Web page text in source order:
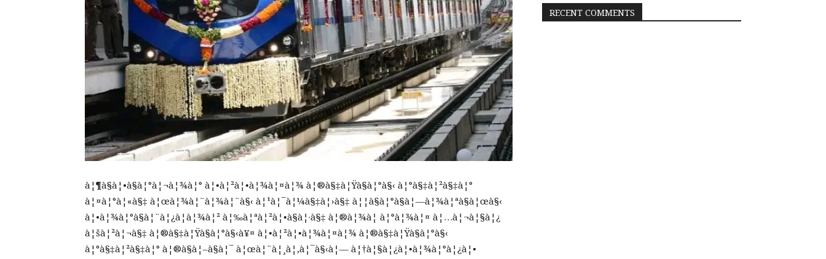
à¦¶à§à¦•à§à¦°à¦¬à¦¾à¦° à¦•à¦²à¦•à¦¾à¦¤à¦¾ à¦®à§‡à¦Ÿà§à¦°à§‹ à¦°à§‡à¦²à§‡à¦°
à¦¤à¦°à¦«à§‡ à¦œà¦¾à¦¨à¦¾à¦¨à§‹ à¦¹à¦¯à¦¼à§‡à¦›à§‡ à¦¦à§à¦°à§à¦—à¦¾à¦ªà§à¦œà§‹
à¦•à¦¾à¦°à§à¦¨à¦¿à¦­à¦¾à¦² à¦‰à¦ªà¦²à¦•à§à¦·à§‡ à¦®à¦¾à¦ à¦°à¦¾à¦¤ à¦…à¦¬à¦§à¦¿
à¦šà¦²à¦¬à§‡ à¦®à§‡à¦Ÿà§à¦°à§‹à¥¤ à¦•à¦²à¦•à¦¾à¦¤à¦¾ à¦®à§‡à¦Ÿà§à¦°à§‹
à¦°à§‡à¦²à§‡à¦° à¦®à§à¦–à§à¦¯ à¦œà¦¨à¦¸à¦‚à¦¯à§‹à¦— à¦†à¦§à¦¿à¦•à¦¾à¦°à¦¿à¦•
RECENT COMMENTS